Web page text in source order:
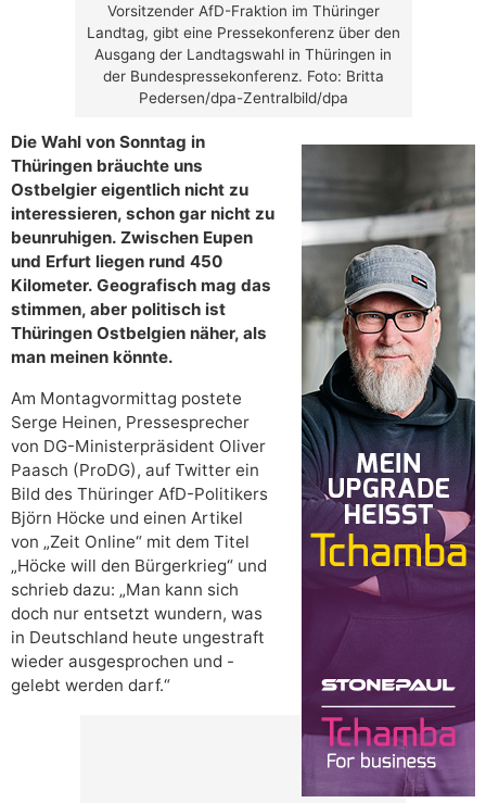
Vorsitzender AfD-Fraktion im Thüringer
Landtag, gibt eine Pressekonferenz über den
Ausgang der Landtagswahl in Thüringen in
der Bundespressekonferenz. Foto: Britta
Pedersen/dpa-Zentralbild/dpa
Die Wahl von Sonntag in
Thüringen bräuchte uns
Ostbelgier eigentlich nicht zu
interessieren, schon gar nicht zu
beunruhigen. Zwischen Eupen
und Erfurt liegen rund 450
Kilometer. Geografisch mag das
stimmen, aber politisch ist
Thüringen Ostbelgien näher, als
man meinen könnte.
Am Montagvormittag postete
Serge Heinen, Pressesprecher
von DG-Ministerpräsident Oliver
Paasch (ProDG), auf Twitter ein
Bild des Thüringer AfD-Politikers
Björn Höcke und einen Artikel
von „Zeit Online“ mit dem Titel
„Höcke will den Bürgerkrieg“ und
schrieb dazu: „Man kann sich
doch nur entsetzt wundern, was
in Deutschland heute ungestraft
wieder ausgesprochen und -
gelebt werden darf.“